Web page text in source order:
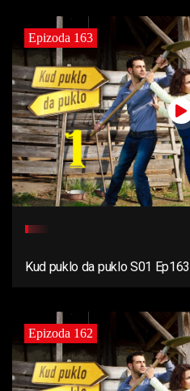
Epizoda 163
Kud puklo da puklo S01 Ep163
Epizoda 162